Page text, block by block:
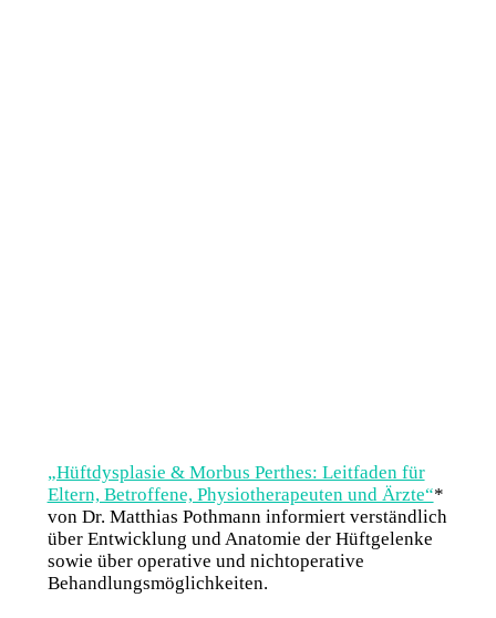
„Hüftdysplasie & Morbus Perthes: Leitfaden für
Eltern, Betroffene, Physiotherapeuten und Ärzte“*
von Dr. Matthias Pothmann informiert verständlich
über Entwicklung und Anatomie der Hüftgelenke
sowie über operative und nichtoperative
Behandlungsmöglichkeiten.